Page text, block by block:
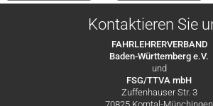
Kontaktieren Sie
FAHRLEHRERVERBAND
Baden-Württemberg e.V.
und
FSG/TTVA mbH
Zuffenhauser Str. 3